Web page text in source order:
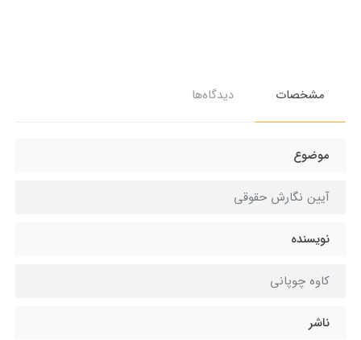
مشخصات دیدگاه‌ها
موضوع
آیین نگارش حقوقی
نویسنده
کاوه چوپانی
ناشر